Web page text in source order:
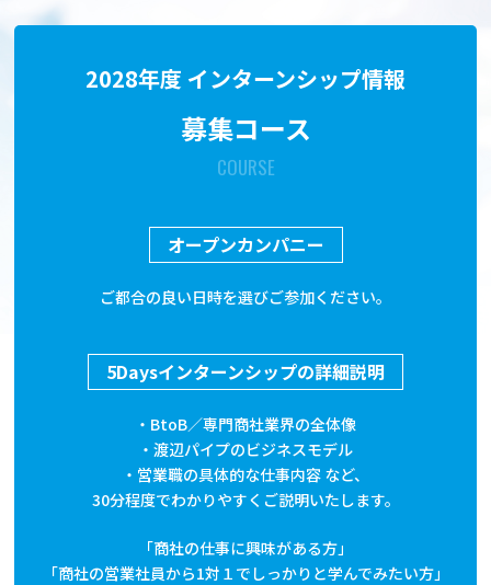
2028年度 インターンシップ情報
募集コース
COURSE
オープンカンパニー
ご都合の良い日時を選びご参加ください。
5Daysインターンシップの詳細説明
・BtoB／専門商社業界の全体像
・渡辺パイプのビジネスモデル
・営業職の具体的な仕事内容 など、
30分程度でわかりやすくご説明いたします。
「商社の仕事に興味がある方」
「商社の営業社員から1対１でしっかりと学んでみたい方」